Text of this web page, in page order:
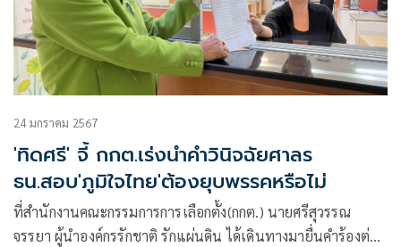
24 มกราคม 2567
'ทิดศรี' จี้ กกต.เร่งนำคำวินิจฉัยศาลร
ธน.สอบ'ภูมิใจไทย'ต้องยุบพรรคหรือไม่
ที่สำนักงานคณะกรรมการการเลือกตั้ง(กกต.) นายศรีสุวรรณ
จรรยา ผู้นำองค์กรรักชาติ รักแผ่นดิน ได้เดินทางมายื่นคำร้องต่อ